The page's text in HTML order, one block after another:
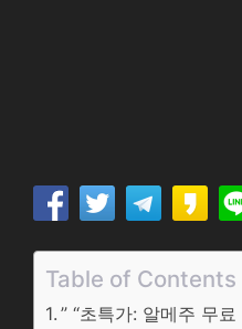
Table of Contents
” “초특가: 알메주 무